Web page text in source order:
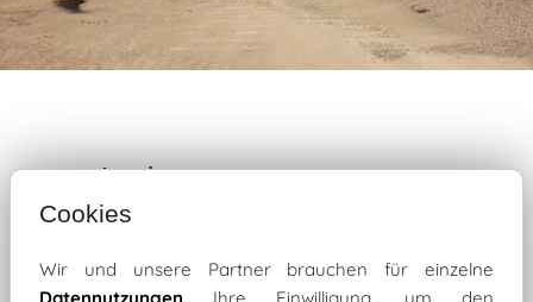
Login
Cookies
Wir und unsere Partner brauchen für einzelne